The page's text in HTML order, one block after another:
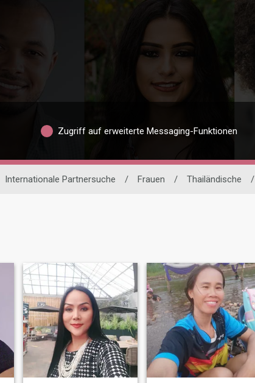
Zugriff auf erweiterte Messaging-Funktionen
Internationale Partnersuche / Frauen / Thailändische /